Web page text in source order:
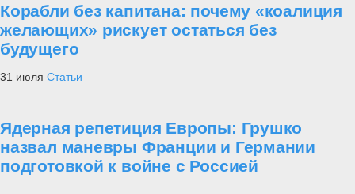
Корабли без капитана: почему «коалиция
желающих» рискует остаться без
будущего
31 июля Статьи
Ядерная репетиция Европы: Грушко
назвал маневры Франции и Германии
подготовкой к войне с Россией